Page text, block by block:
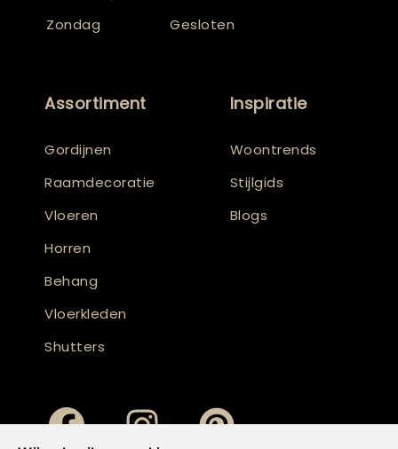
Zondag
Gesloten
Assortiment
Gordijnen
Raamdecoratie
Vloeren
Horren
Behang
Vloerkleden
Shutters
Inspiratie
Woontrends
Stijlgids
Blogs